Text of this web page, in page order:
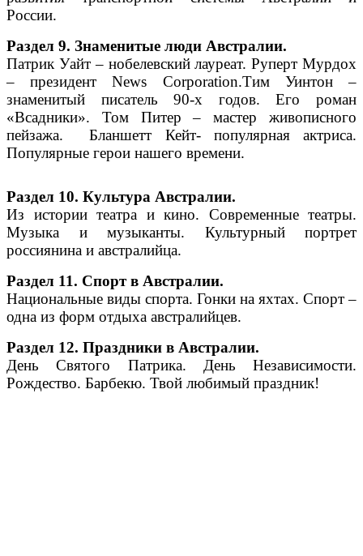
России.
Раздел 9. Знаменитые люди Австралии.
Патрик Уайт – нобелевский лауреат. Руперт Мурдох
– президент News Corporation.Тим Уинтон –
знаменитый писатель 90-х годов. Его роман
«Всадники». Том Питер – мастер живописного
пейзажа. Бланшетт Кейт- популярная актриса.
Популярные герои нашего времени.
Раздел 10. Культура Австралии.
Из истории театра и кино. Современные театры.
Музыка и музыканты. Культурный портрет
россиянина и австралийца.
Раздел 11. Спорт в Австралии.
Национальные виды спорта. Гонки на яхтах. Спорт –
одна из форм отдыха австралийцев.
Раздел 12. Праздники в Австралии.
День Святого Патрика. День Независимости.
Рождество. Барбекю. Твой любимый праздник!